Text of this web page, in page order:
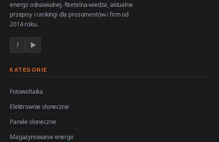
energii odnawialnej. Rzetelna wiedza, aktualne
przepisy i rankingi dla prosumentów i firm od
2014 roku.
f ▶
KATEGORIE
Fotowoltaika
Elektrownie słoneczne
Panele słoneczne
Magazynowanie energii